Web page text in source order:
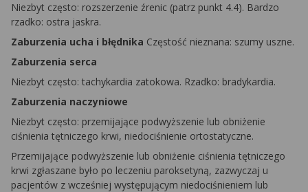
Niezbyt często: rozszerzenie źrenic (patrz punkt 4.4). Bardzo
rzadko: ostra jaskra.
Zaburzenia ucha i błędnika Częstość nieznana: szumy uszne.
Zaburzenia serca
Niezbyt często: tachykardia zatokowa. Rzadko: bradykardia.
Zaburzenia naczyniowe
Niezbyt często: przemijające podwyższenie lub obniżenie
ciśnienia tętniczego krwi, niedociśnienie ortostatyczne.
Przemijające podwyższenie lub obniżenie ciśnienia tętniczego
krwi zgłaszane było po leczeniu paroksetyną, zazwyczaj u
pacjentów z wcześniej występującym niedociśnieniem lub